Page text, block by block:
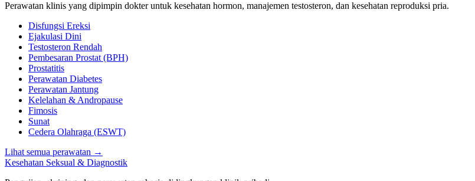
Perawatan klinis yang dipimpin dokter untuk kesehatan hormon, manajemen testosteron, dan kesehatan reproduksi pria.
Disfungsi Ereksi
Ejakulasi Dini
Testosteron Rendah
Pembesaran Prostat (BPH)
Prostatitis
Perawatan Diabetes
Perawatan Jantung
Kelelahan & Andropause
Fimosis
Sunat
Cedera Olahraga (ESWT)
Lihat semua perawatan →
Kesehatan Seksual & Diagnostik